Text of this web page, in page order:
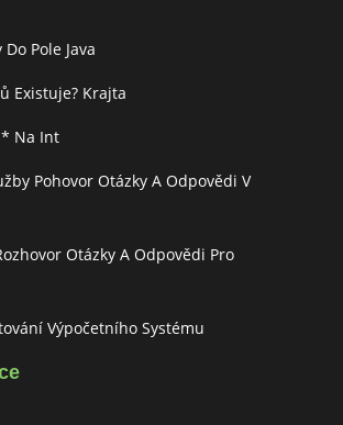
Pole Java
Existuje? Krajta
* Na Int
Pohovor Otázky A Odpovědi V
Otázky A Odpovědi Pro
Výpočetního Systému